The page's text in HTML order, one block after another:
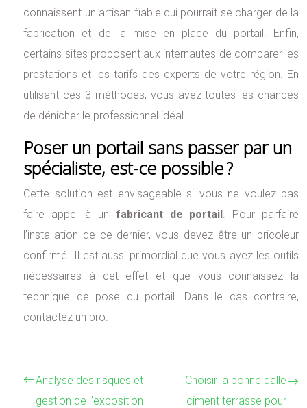
connaissent un artisan fiable qui pourrait se charger de la
fabrication et de la mise en place du portail. Enfin,
certains sites proposent aux internautes de comparer les
prestations et les tarifs des experts de votre région. En
utilisant ces 3 méthodes, vous avez toutes les chances
de dénicher le professionnel idéal.
Poser un portail sans passer par un
spécialiste, est-ce possible ?
Cette solution est envisageable si vous ne voulez pas
faire appel à un fabricant de portail. Pour parfaire
l’installation de ce dernier, vous devez être un bricoleur
confirmé. Il est aussi primordial que vous ayez les outils
nécessaires à cet effet et que vous connaissez la
technique de pose du portail. Dans le cas contraire,
contactez un pro.
Analyse des risques et
gestion de l’exposition
Choisir la bonne dalle
ciment terrasse pour